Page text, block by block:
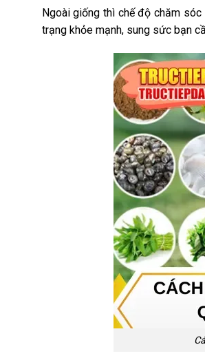
Ngoài giống thì chế độ chăm
trạng khỏe mạnh, sung sức bạn